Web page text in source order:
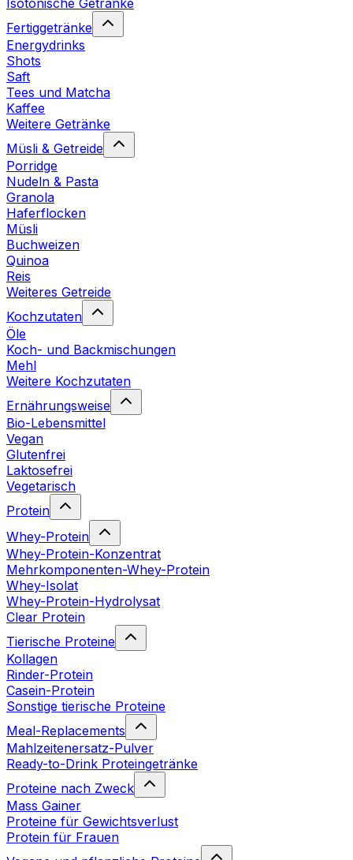
Isotonische Getränke
Fertiggetränke
Energydrinks
Shots
Saft
Tees und Matcha
Kaffee
Weitere Getränke
Müsli & Getreide
Porridge
Nudeln & Pasta
Granola
Haferflocken
Müsli
Buchweizen
Quinoa
Reis
Weiteres Getreide
Kochzutaten
Öle
Koch- und Backmischungen
Mehl
Weitere Kochzutaten
Ernährungsweise
Bio-Lebensmittel
Vegan
Glutenfrei
Laktosefrei
Vegetarisch
Protein
Whey-Protein
Whey-Protein-Konzentrat
Mehrkomponenten-Whey-Protein
Whey-Isolat
Whey-Protein-Hydrolysat
Clear Protein
Tierische Proteine
Kollagen
Rinder-Protein
Casein-Protein
Sonstige tierische Proteine
Meal-Replacements
Mahlzeitenersatz-Pulver
Ready-to-Drink Proteingetränke
Proteine nach Zweck
Mass Gainer
Proteine für Gewichtsverlust
Protein für Frauen